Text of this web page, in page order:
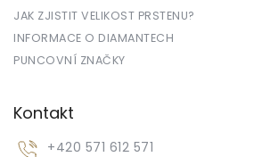
JAK ZJISTIT VELIKOST PRSTENU?
INFORMACE O DIAMANTECH
PUNCOVNÍ ZNAČKY
Kontakt
+420 571 612 571